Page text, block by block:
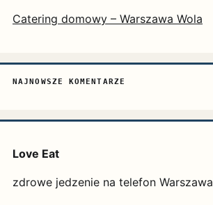
Catering domowy – Warszawa Wola
NAJNOWSZE KOMENTARZE
Love Eat
zdrowe jedzenie na telefon Warszawa